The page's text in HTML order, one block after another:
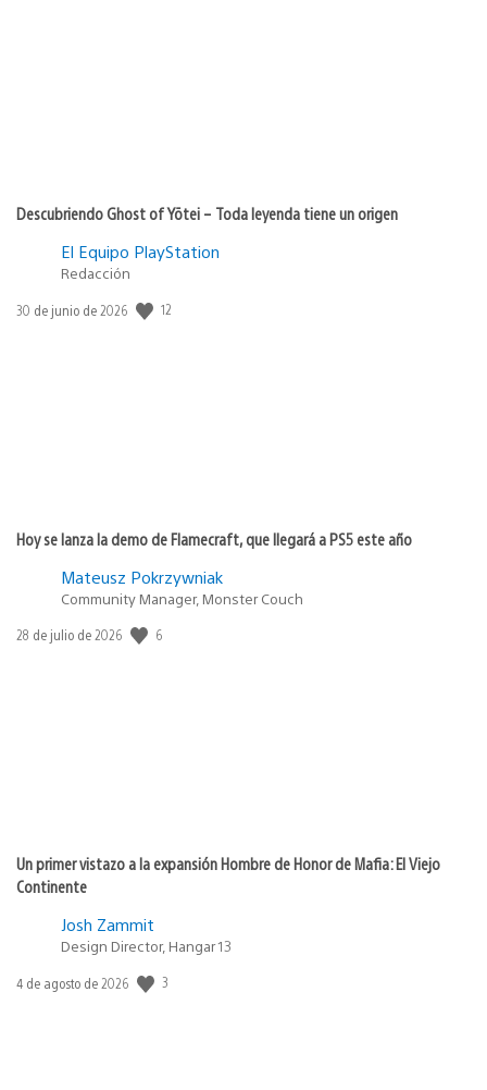
Descubriendo Ghost of Yōtei – Toda leyenda tiene un origen
El Equipo PlayStation
Redacción
Fecha
30 de junio de 2026 12
Hoy se lanza la demo de Flamecraft, que llegará a PS5 este año
Mateusz Pokrzywniak
Community Manager, Monster Couch
Fecha
28 de julio de 2026 6
Un primer vistazo a la expansión Hombre de Honor de Mafia: El Viejo
Continente
Josh Zammit
Design Director, Hangar 13
Fecha
4 de agosto de 2026 3